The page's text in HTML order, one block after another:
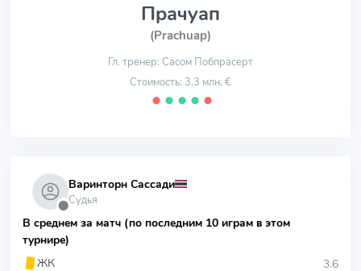
Прачуап
(Prachuap)
Гл. тренер: Сасом Побпрасерт
Стоимость: 3.3 млн. €
⬤ ⬤ ⬤ ⬤ ⬤
⬤
Варинторн Сассади
Судья
В среднем за матч (по последним 10 играм в этом
турнире)
ЖК
3.6